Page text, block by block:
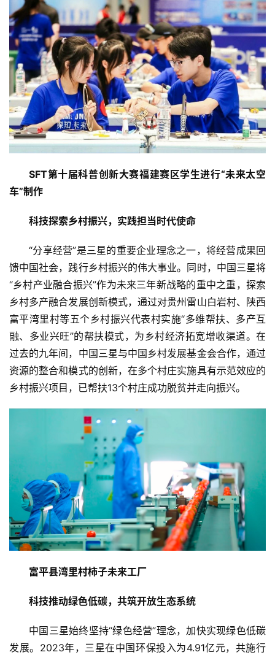
消
费
生
活
科
技
财
教
汽
车
·
新
能
源
登录 注册
SFT第十届科普创新大赛福建赛区学生进行“未来太空
车”制作
科技探索乡村振兴，实践担当时代使命
“分享经营”是三星的重要企业理念之一，将经营成果回
馈中国社会，践行乡村振兴的伟大事业。同时，中国三星将
“乡村产业融合振兴”作为未来三年新战略的重中之重，探索
乡村多产融合发展创新模式，通过对贵州雷山白岩村、陕西
富平湾里村等五个乡村振兴代表村实施“多维帮扶、多产互
融、多业兴旺”的帮扶模式，为乡村经济拓宽增收渠道。在
过去的九年间，中国三星与中国乡村发展基金会合作，通过
资源的整合和模式的创新，在多个村庄实施具有示范效应的
乡村振兴项目，已帮扶13个村庄成功脱贫并走向振兴。
富平县湾里村柿子未来工厂
科技推动绿色低碳，共筑开放生态系统
中国三星始终坚持“绿色经营”理念，加快实现绿色低碳
发展。2023年，三星在中国环保投入为4.91亿元，共施行